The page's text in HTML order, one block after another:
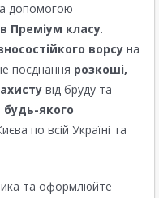
допомогою
Преміум класу.
ворсу на
поєднання розкоші,
від бруду та
будь-якого
по всій Україні та
та оформлюйте